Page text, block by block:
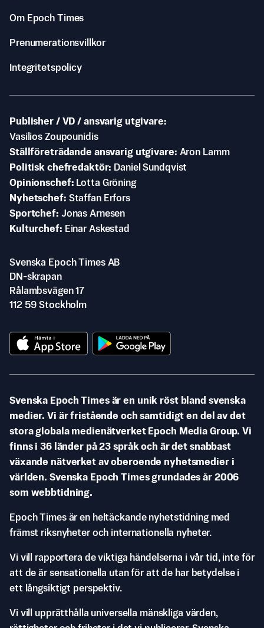
Om Epoch Times
Prenumerationsvillkor
Integritetspolicy
Publisher / VD / ansvarig utgivare
Vasilios Zoupounidis
Ställföreträdande ansvarig utgivare Aron Lamm
Politisk chefredaktör
Daniel Sundqvist
Opinionschef
Lotta Gröning
Nyhetschef Staffan Erfors
Sportchef Jonas Arnesen
Kulturchef
Einar Askestad
Svenska Epoch Times AB
DN-skrapan
Rålambsvägen 17
112 59 Stockholm
Svenska Epoch Times är en unik röst bland svenska
medier. Vi är fristående och samtidigt en del av det
stora globala medienätverket Epoch Media Group. Vi
finns i 36 länder på 23 språk och är det snabbast
växande nätverket av oberoende nyhetsmedier i
världen. Svenska Epoch Times grundades år 2006
som webbtidning.
Epoch Times är en heltäckande nyhetstidning med
främst riksnyheter och internationella nyheter.
Vi vill rapportera de viktiga händelserna i vår tid, inte för
att de är sensationella utan för att de har betydelse i
ett långsiktigt perspektiv.
Vi vill upprätthålla universella mänskliga värden,